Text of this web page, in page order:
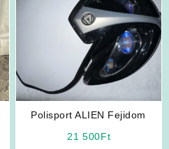
Polisport ALIEN Fejidom
21 500Ft